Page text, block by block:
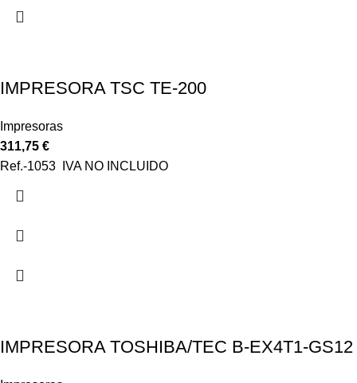
IMPRESORA TSC TE-200
Impresoras
311,75 €
Ref.-1053 IVA NO INCLUIDO
IMPRESORA TOSHIBA/TEC B-EX4T1-GS12